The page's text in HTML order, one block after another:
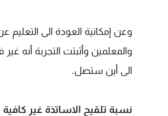
وعن إمكانية العودة الى
والمعلمين وأثبتت التجربة أنه
الى أين ستصل.
نسبة تلقيح الاساتذة غير كافية